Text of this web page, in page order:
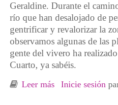
Geraldine. Durante el
río que han desalojado de
gentrificar y revalorizar la
observamos algunas de las
gente del vivero ha
Cuarto, ya sabéis.
Leer más sobre El árbol
Inicie sesión